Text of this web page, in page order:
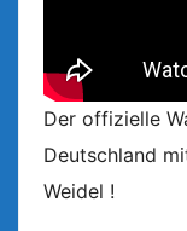
Der offizielle
Deutschland
Weidel !